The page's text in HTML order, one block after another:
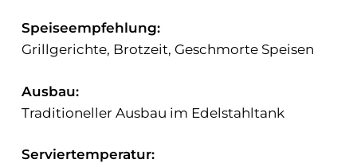
Speiseempfehlung:
Grillgerichte, Brotzeit, Geschmorte Speisen
Ausbau:
Traditioneller Ausbau im Edelstahltank
Serviertemperatur: